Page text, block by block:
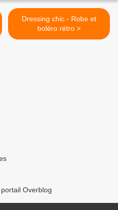
Dressing chic - Robe et
boléro rétro >
Overblog